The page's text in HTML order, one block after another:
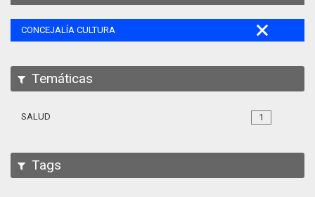
CONCEJALÍA CULTURA
Temáticas
1
SALUD
Tags